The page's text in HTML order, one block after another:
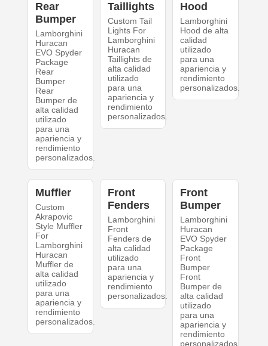
Rear
Bumper
Lamborghini
Huracan
EVO Spyder
Package
Rear
Bumper
Rear
Bumper de
alta calidad
utilizado
para una
apariencia y
rendimiento
personalizados.
Taillights
Custom Tail
Lights For
Lamborghini
Huracan
Taillights de
alta calidad
utilizado
para una
apariencia y
rendimiento
personalizados.
Hood
Lamborghini
Hood de alta
calidad
utilizado
para una
apariencia y
rendimiento
personalizados.
Muffler
Custom
Akrapovic
Style Muffler
For
Lamborghini
Huracan
Muffler de
alta calidad
utilizado
para una
apariencia y
rendimiento
personalizados.
Front
Fenders
Lamborghini
Front
Fenders de
alta calidad
utilizado
para una
apariencia y
rendimiento
personalizados.
Front
Bumper
Lamborghini
Huracan
EVO Spyder
Package
Front
Bumper
Front
Bumper de
alta calidad
utilizado
para una
apariencia y
rendimiento
personalizados.